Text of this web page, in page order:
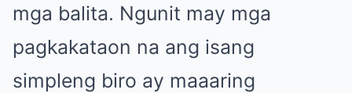
mga balita. Ngunit may mga
pagkakataon na ang isang
simpleng biro ay maaaring